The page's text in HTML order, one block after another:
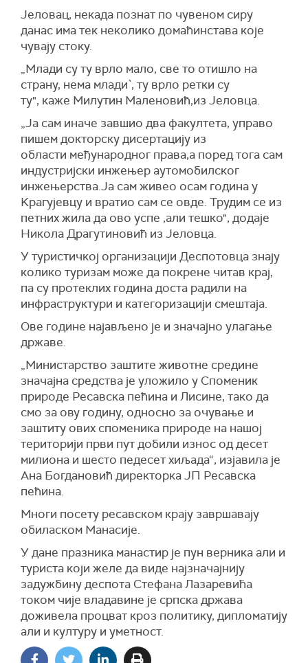
Јеловац, некада познат по чувеном сиру
данас има тек неколико домаћинстава које
чувају стоку.
„Млади су ту врло мало, све то отишло на
страну, нема млади`, ту врло ретки су
ту", каже Милутин Маленовић,из Јеловца.
„Ја сам иначе завшио два факултета, управо
пишем докторску дисертацију из
области међународног права,а поред тога сам
индустријски инжењер аутомобилског
инжењерства.Ја сам живео осам година у
Kрагујевцу и вратио сам се овде. Трудим се из
петних жила да ово успе ,али тешко", додаје
Никола Драгутиновић из Јеловца.
У туристичкој организацији Деспотовца знају
колико туризам може да покрене читав крај,
па су протеклих година доста радили на
инфраструктури и категоризацији смештаја.
Ове године најављено је и значајно улагање
државе.
„Министарство заштите животне средине
значајна средства је уложило у Споменик
природе Ресавска пећина и Лисине, тако да
смо за ову годину, односно за очување и
заштиту ових споменика природе на нашој
територији први пут добили износ од десет
милиона и шесто педесет хиљада“, изјавила је
Ана Богдановић директорка ЈП Ресавска
пећина.
Многи посету ресавском крају завршавају
обиласком Манасије.
У дане празника манастир је пун верника али и
туриста који желе да виде најзначајнију
задужбину деспота Стефана Лазаревића
током чије владавине је српска држава
доживела процват кроз политику, дипломатију
али и културу и уметност.